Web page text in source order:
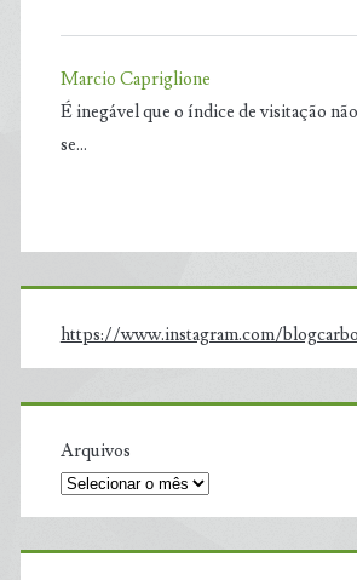
Marcio Capriglione
É inegável que o índice de visitação
se…
https://www.instagram.com/
Arquivos